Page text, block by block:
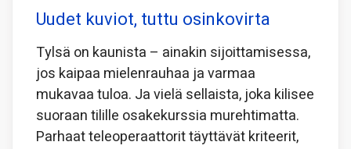
Uudet kuviot, tuttu osinkovirta
Tylsä on kaunista – ainakin sijoittamisessa,
jos kaipaa mielenrauhaa ja varmaa
mukavaa tuloa. Ja vielä sellaista, joka kilisee
suoraan tilille osakekurssia murehtimatta.
Parhaat teleoperaattorit täyttävät kriteerit,